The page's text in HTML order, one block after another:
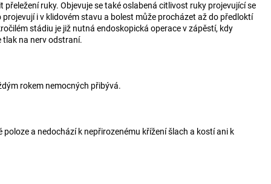
ruky. Objevuje se také oslabená citlivost ruky projevující se
i v klidovém stavu a bolest může procházet až do předloktí
stádiu je již nutná endoskopická operace v zápěstí, kdy
tlak na nerv odstraní.
rokem nemocných přibývá.
a nedochází k nepřirozenému křížení šlach a kostí ani k